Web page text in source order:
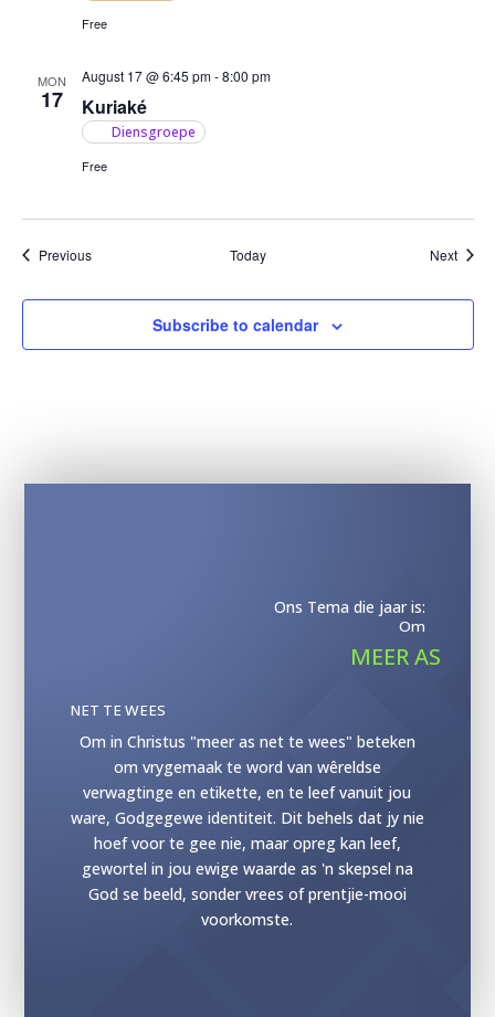
Free
MON
17 Kuriaké
August 17 @ 6:45 pm-8:00 pm
Diensgroepe
Free
PreviousEvents Today Next
Subscribe to calendar
Ons Tema die jaar is:
Om
MEER AS
NET TE WEES
Om in Christus "meer as net te wees" beteken
om vrygemaak te word van wêreldse
verwagtinge en etikette, en te leef vanuit jou
ware, Godgegewe identiteit. Dit behels dat jy nie
hoef voor te gee nie, maar opreg kan leef,
gewortel in jou ewige waarde as 'n skepsel na
God se beeld, sonder vrees of prentjie-mooi
voorkomste.